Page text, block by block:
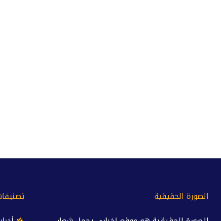
الصورة الحقيقية